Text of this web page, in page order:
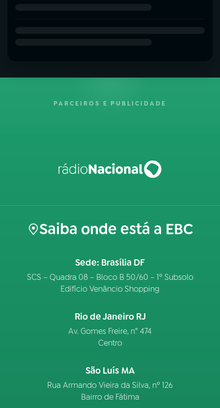
PARCEIROS E PUBLICIDADE
Saiba onde está a EBC
Sede: Brasília DF
SCS – Quadra 08 – Bloco B 50/60 – 1º Subsolo
Edifício Venâncio Shopping
Rio de Janeiro RJ
Av. Gomes Freire, n° 474
Centro
São Luís MA
Rua Armando Vieira da Silva, nº 126
Bairro de Fátima